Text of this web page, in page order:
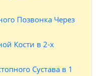
Позвонка Через
Кости в 2-х
Сустава в 1